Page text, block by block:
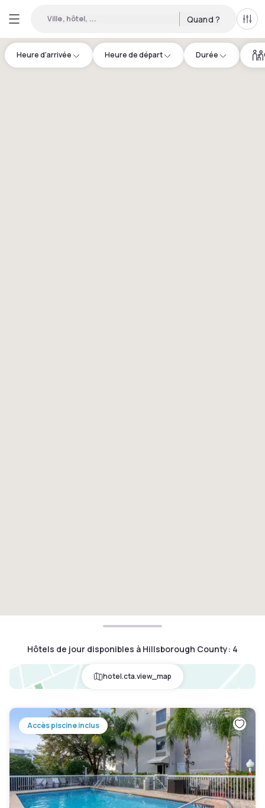
Ville, hôtel, ... Quand ?
Heure d'arrivée Heure de départ Durée
Hôtels de jour disponibles à Hillsborough County: 4
hotel.cta.view_map
Accès piscine inclus